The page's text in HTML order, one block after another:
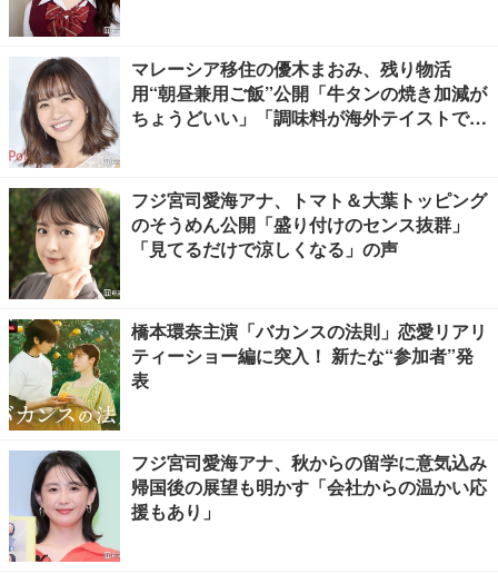
マレーシア移住の優木まおみ、残り物活
用“朝昼兼用ご飯”公開「牛タンの焼き加減が
ちょうどいい」「調味料が海外テイストでお
フジ宮司愛海アナ、トマト＆大葉トッピング
のそうめん公開「盛り付けのセンス抜群」
「見てるだけで涼しくなる」の声
橋本環奈主演「バカンスの法則」恋愛リアリ
ティーショー編に突入！ 新たな“参加者”発
表
フジ宮司愛海アナ、秋からの留学に意気込み
帰国後の展望も明かす「会社からの温かい応
援もあり」